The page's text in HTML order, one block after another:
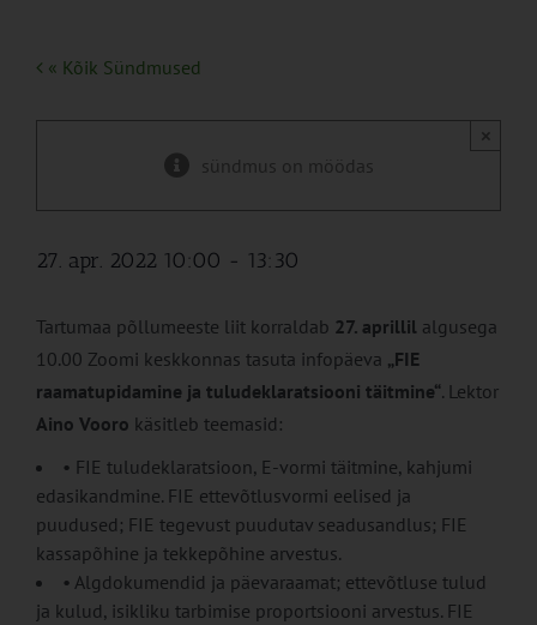
« Kõik Sündmused
sündmus on möödas
×
27. apr. 2022 10:00 - 13:30
Tartumaa põllumeeste liit korraldab 27. aprillil algusega
10.00 Zoomi keskkonnas tasuta infopäeva „FIE
raamatupidamine ja tuludeklaratsiooni täitmine“. Lektor
Aino Vooro käsitleb teemasid:
• FIE tuludeklaratsioon, E-vormi täitmine, kahjumi
edasikandmine. FIE ettevõtlusvormi eelised ja
puudused; FIE tegevust puudutav seadusandlus; FIE
kassapõhine ja tekkepõhine arvestus.
• Algdokumendid ja päevaraamat; ettevõtluse tulud
ja kulud, isikliku tarbimise proportsiooni arvestus. FIE